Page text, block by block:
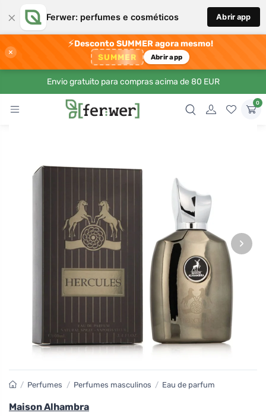
× Ferwer: perfumes e cosméticos Abrir app
×
⚡Desconto SUMMER agora mesmo!
SUMMER Abrir app
Envio gratuito para compras acima de 80 EUR
0
›
/ Perfumes / Perfumes masculinos / Eau de parfum
Maison Alhambra